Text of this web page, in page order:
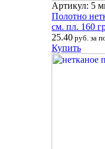
Артикул: 5
Полотно
см. пл. 160
25.40 руб. за
Купить